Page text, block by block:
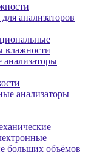
анализаторов
влажности
анализаторы
больших объёмов